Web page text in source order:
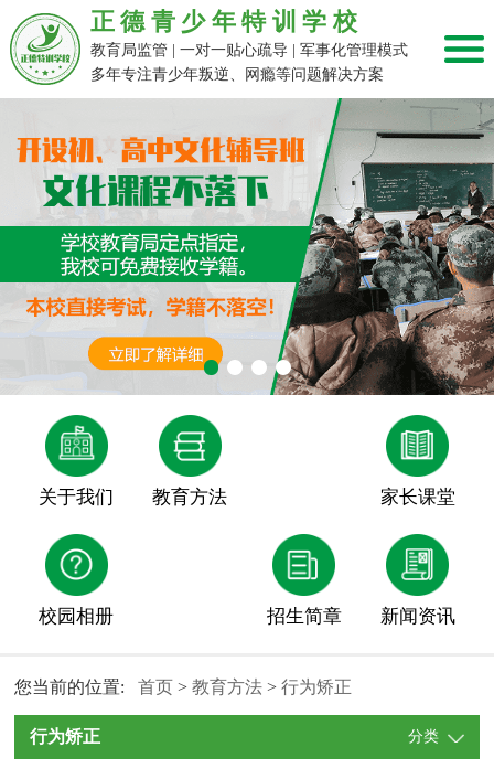
正德青少年特训学校
教育局监管 | 一对一贴心疏导 | 军事化管理模式
多年专注青少年叛逆、网瘾等问题解决方案
关于我们 教育方法 家长课堂
校园相册 招生简章 新闻资讯
您当前的位置:首页 >教育方法 >行为矫正
行为矫正 分类